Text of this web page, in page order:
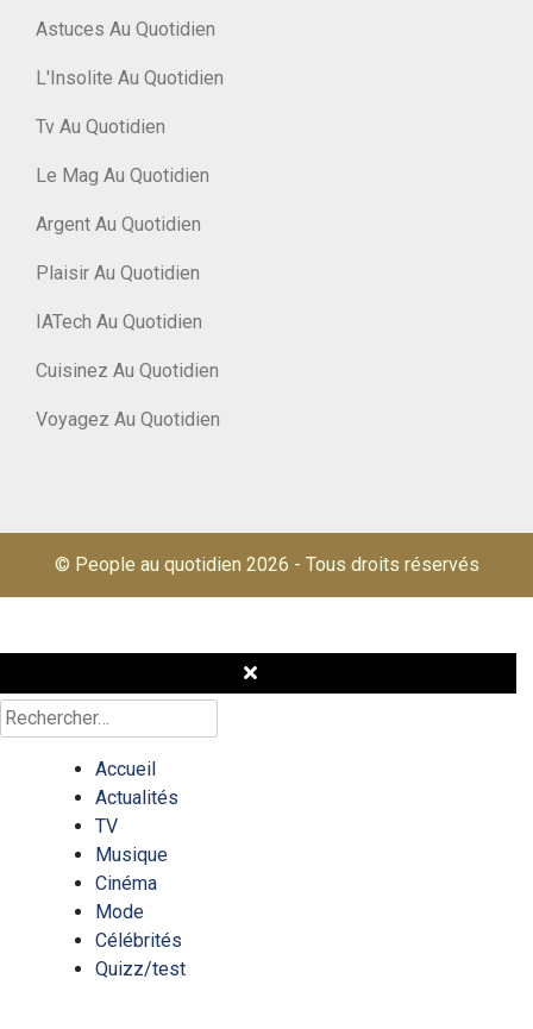
Astuces Au Quotidien
L'Insolite Au Quotidien
Tv Au Quotidien
Le Mag Au Quotidien
Argent Au Quotidien
Plaisir Au Quotidien
IATech Au Quotidien
Cuisinez Au Quotidien
Voyagez Au Quotidien
© People au quotidien 2026 - Tous droits réservés
Rechercher :
Accueil
Actualités
TV
Musique
Cinéma
Mode
Célébrités
Quizz/test